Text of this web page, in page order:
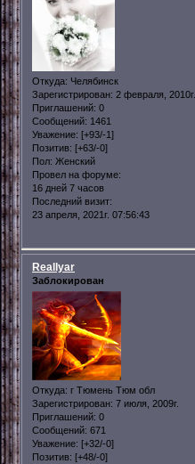
Откуда: Челябинск
Зарегистрирован: 2 февраля, 2010г.
Приглашений: 0
Сообщений: 1461
Уважение: [+93/-1]
Позитив: [+63/-0]
Пол: Женский
Провел на форуме:
16 дней 7 часов
Последний визит:
23 апреля, 2021г. 07:56:43
Reallyar
Заблокирован
Откуда: г Тюмень Тюм обл
Зарегистрирован: 7 июля, 2009г.
Приглашений: 0
Сообщений: 671
Уважение: [+32/-0]
Позитив: [+48/-0]